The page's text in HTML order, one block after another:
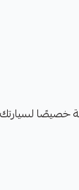
خصيصًا